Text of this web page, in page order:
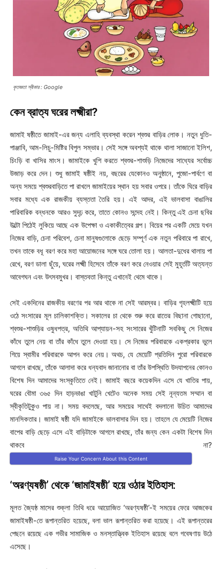
কৃতজ্ঞতা স্বীকার : Google
কেন ব্রাত্য ঘরের লক্ষ্মীরা?
জামাই ষষ্ঠীতে জামাই-এর জন্য এলাহি ব্যবস্থা করেন শ্বশুর বাড়ির লোক। নতুন ধুতি-
পাঞ্জাবি, আম-লিচু-মিষ্টির বিপুল সম্ভার। সেই সঙ্গে অবশ্যই থাকে থালা সাজানো ইলিশ,
চিংড়ি বা খাসির মাংস। জামাইকে খুশি করতে শ্বশুর-শাশুড়ি নিজেদের সাধ্যের সর্বোচ্চ
উজাড় করে দেন। শুধু জামাই ষষ্ঠীই নয়, বছরের যেকোনও অনুষ্ঠানে, পুজো-পার্বণে বা
অন্য সময়ে শ্বশুরবাড়িতে পা রাখলে জামাইয়ের স্থান হয় সবার ওপরে। তাঁকে ঘিরে বাড়ির
সবার মধ্যে এক রাজকীয় ব্যস্ততা তৈরি হয়। এই আদর, এই ভালবাসা বাঙালির
পারিবারিক বন্ধনকে আরও সুদৃঢ় করে, তাতে কোনও সন্দেহ নেই। কিন্তু এই চেনা ছবির
উল্টো পিঠেই লুকিয়ে আছে এক উপেক্ষা ও একাকীত্বের গল্প। বিয়ের পর একটি মেয়ে যখন
নিজের বাড়ি, চেনা পরিবেশ, চেনা মানুষগুলোকে ছেড়ে সম্পূর্ণ এক নতুন পরিবারে পা রাখে,
তখন তাকে বধূ বরণ করে মহা আয়োজনের সঙ্গে ঘরে তোলা হয়। আলতা-দুধের থালায় পা
রেখে, বরণ ডালা ছুঁয়ে, ঘরের লক্ষ্মী হিসেবে তাঁকে বরণ করে নেওয়ার সেই মুহূর্তটি অত্যন্ত
আবেগঘন এবং উৎসবমুখর। বাস্তবতা কিন্তু এখানেই থেমে থাকে।
সেই একদিনের রাজকীয় বরণের পর আর থাকে না সেই আরম্বর। বাড়ির গৃহলক্ষ্মীটি হয়ে
ওঠে সংসারের মূল চালিকাশক্তি। সকালের চা থেকে শুরু করে রাতের বিছানা গোছানো,
শ্বশুর-শাশুড়ির ওষুধপত্র, অতিথি আপ্যায়ন-সহ সংসারের খুঁটিনাটি সবকিছু সে নিজের
কাঁধে তুলে নেয় বা তাঁর কাঁধে তুলে দেওয়া হয়। সে নিজের পরিবারকে একপ্রকার ভুলে
গিয়ে স্বামীর পরিবারকে আপন করে নেয়। অথচ, যে মেয়েটি প্রতিদিন পুরো পরিবারকে
আগলে রাখছে, তাঁকে আলাদা করে ধন্যবাদ জানানোর বা তাঁর উপস্থিতি উদযাপনের কোনও
বিশেষ দিন আমাদের সংস্কৃতিতে নেই। জামাই বছরে কয়েকদিন এসে যে খাতির পায়,
ঘরের বৌমা ৩৬৫ দিন হাড়ভাঙা খাটুনি খেটেও অনেক সময় সেই নূন্যতম সম্মান বা
স্বীকৃতিটুকুও পায় না। সময় বদলেছে, আর সময়ের সাথেই বদলানো উচিত আমাদের
মানসিকতার। জামাই ষষ্ঠী যদি জামাইকে ভালবাসার দিন হয়। তাহলে যে মেয়েটি নিজের
বাপের বাড়ি ছেড়ে এসে এই বাড়িটাকে আগলে রাখছে, তাঁর জন্য কেন একটা বিশেষ দিন
থাকবে না?
Raise Your Concern About this Content
‘অরণ্যষষ্ঠী’ থেকে ‘জামাইষষ্ঠী’ হয়ে ওঠার ইতিহাস:
মূলত জ্যৈষ্ঠ মাসের শুক্লা তিথি ধরে আয়োজিত ‘অরণ্যষষ্ঠী’-ই সময়ের ফেরে আজকের
জামাইষষ্ঠী-তে রূপান্তরিত হয়েছে, বলা ভাল রূপান্তরিত করা হয়েছে। এই রূপান্তরের
পেছনে রয়েছে এক গভীর সামাজিক ও মনস্তাত্ত্বিক ইতিহাস রয়েছে বলে গবেষণায় উঠে
এসেছে।